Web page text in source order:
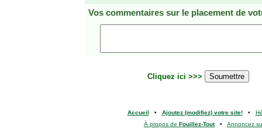
Vos commentaires sur le placement de
Cliquez ici >>>
Accueil • Ajoutez (modifiez) votre site!•
À propos de Fouillez-Tout• Annoncez